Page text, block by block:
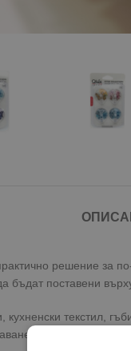
решение за
бъдат поставени
текстил,
на